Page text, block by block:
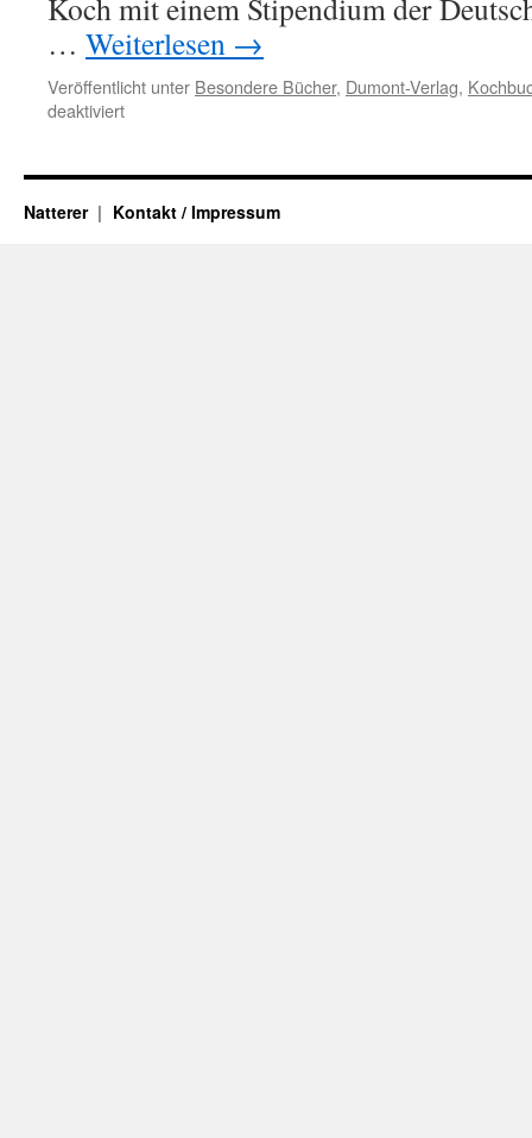
Koch mit einem Stipendium der
… Weiterlesen →
Veröffentlicht unter Besondere Bücher, Dumont-Verlag,
deaktiviertfür
von
Daniel
Natterer Kontakt / Impressum